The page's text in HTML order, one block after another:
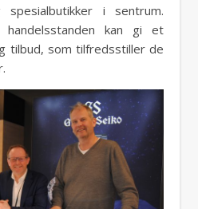
i sentrum.
kan gi et
tilbud, som tilfredsstiller de